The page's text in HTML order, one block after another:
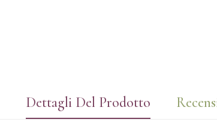
Dettagli Del Prodotto